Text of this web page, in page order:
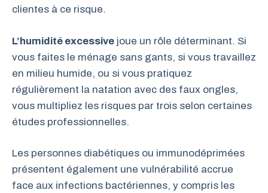
clientes à ce risque.
L’humidité excessive joue un rôle déterminant. Si
vous faites le ménage sans gants, si vous travaillez
en milieu humide, ou si vous pratiquez
régulièrement la natation avec des faux ongles,
vous multipliez les risques par trois selon certaines
études professionnelles.
Les personnes diabétiques ou immunodéprimées
présentent également une vulnérabilité accrue
face aux infections bactériennes, y compris les